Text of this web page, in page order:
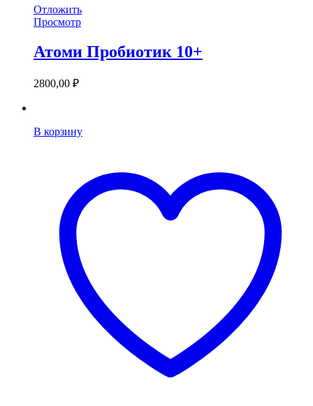
Отложить
Просмотр
Атоми Пробиотик 10+
2800,00 ₽
В корзину